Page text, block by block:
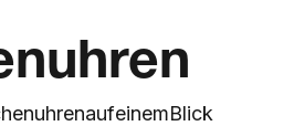
aufeinemBlick